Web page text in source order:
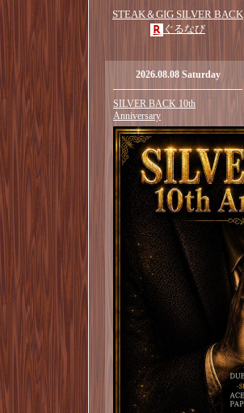
STEAK＆GIG SILVER BACK
ぐるなび
2026.08.08 Saturday
SILVER BACK 10th
Anniversary